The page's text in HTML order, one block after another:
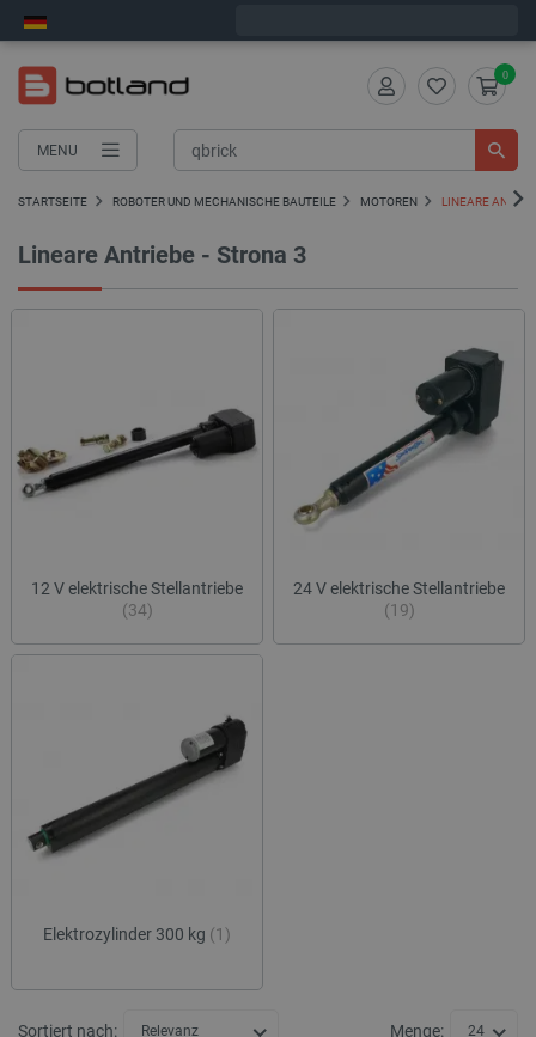
MENU
0
STARTSEITE ROBOTER UND MECHANISCHE BAUTEILE MOTOREN LINEARE
Lineare Antriebe - Strona 3
12 V elektrische Stellantriebe
(34)
24 V elektrische Stellantriebe
(19)
Elektrozylinder 300 kg (1)
Sortiert nach: Relevanz Menge: 24